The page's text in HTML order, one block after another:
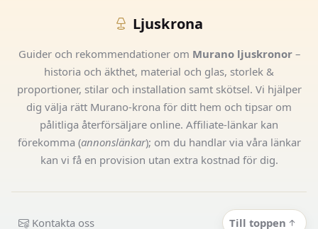
Ljuskrona
Guider och rekommendationer om Murano ljuskronor–
historia och äkthet, material och glas, storlek &
proportioner, stilar och installation samt skötsel. Vi hjälper
dig välja rätt Murano-krona för ditt hem och tipsar om
pålitliga återförsäljare online. Affiliate-länkar kan
förekomma (annonslänkar); om du handlar via våra länkar
kan vi få en provision utan extra kostnad för dig.
Kontakta oss Till toppen